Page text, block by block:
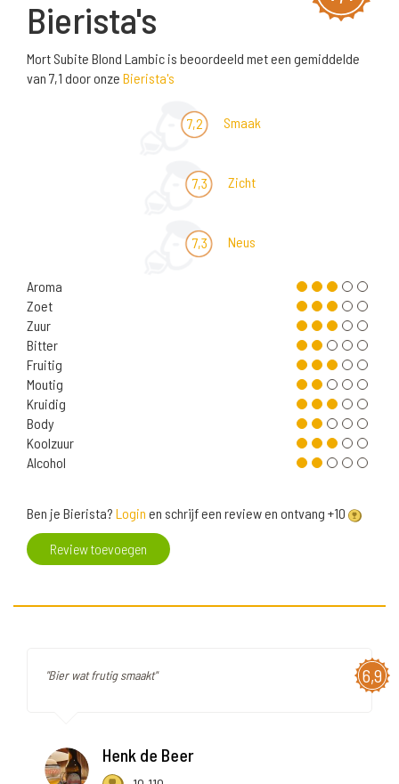
Bierista's
Mort Subite Blond Lambic is beoordeeld met een gemiddelde
van 7,1 door onze Bierista's
7,2 Smaak
7,3 Zicht
7,3 Neus
Aroma
Zoet
Zuur
Bitter
Fruitig
Moutig
Kruidig
Body
Koolzuur
Alcohol
Ben je Bierista? Login en schrijf een review en ontvang +10
Review toevoegen
6,9
"Bier wat frutig smaakt"
Henk de Beer